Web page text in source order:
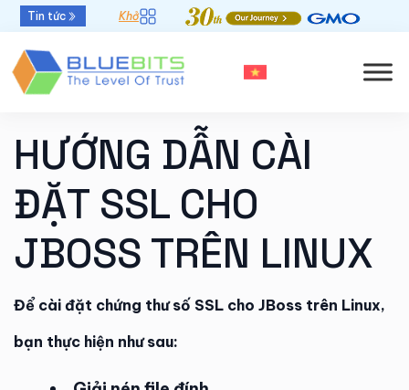
Tin tức Khởi đầu mới - Thời hạn chứng thư số 47 ngày
HƯỚNG DẪN CÀI
ĐẶT SSL CHO
JBOSS TRÊN LINUX
Để cài đặt chứng thư số SSL cho JBoss trên Linux,
bạn thực hiện như sau: